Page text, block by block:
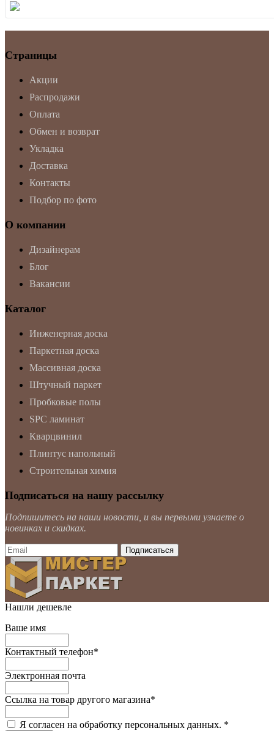
Страницы
Акции
Распродажи
Оплата
Обмен и возврат
Укладка
Доставка
Контакты
Подбор по фото
О компании
Дизайнерам
Блог
Вакансии
Каталог
Инженерная доска
Паркетная доска
Массивная доска
Штучный паркет
Пробковые полы
SPC ламинат
Кварцвинил
Плинтус напольный
Строительная химия
Подписаться на нашу рассылку
Подпишитесь на наши новости, и вы первыми узнаете о
новинках и скидках.
Нашли дешевле
Ваше имя
Контактный телефон*
Электронная почта
Ссылка на товар другого магазина*
Я согласен на обработку персональных данных. *